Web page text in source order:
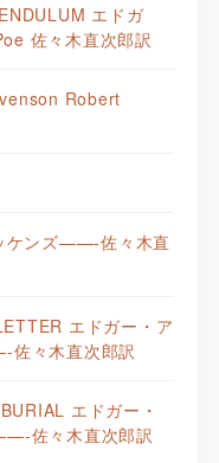
エドガ
佐々木直次郎訳
Robert
ケンズ——-佐々木直
エドガー・ア
々木直次郎訳
エドガー・
佐々木直次郎訳